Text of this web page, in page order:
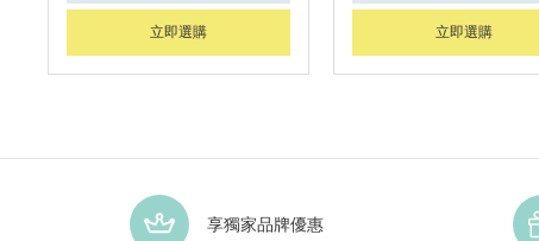
立即選購 立即選購
享獨家品牌優惠